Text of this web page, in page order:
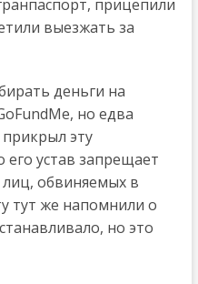
прицепили
выезжать за
деньги на
но едва
прикрыл эту
его устав запрещает
обвиняемых в
тут же напомнили о
но это